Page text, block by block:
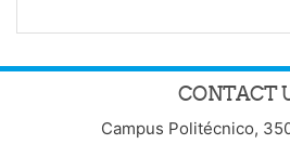
CONTACT
Campus Politécnico,